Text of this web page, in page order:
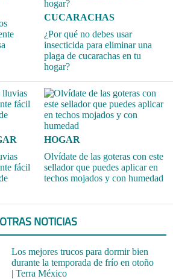
CUCARACHAS
¿Por qué no debes usar
insecticida para eliminar una
plaga de cucarachas en tu
hogar?
fácil
HOGAR
Olvídate de las goteras con este
sellador que puedes aplicar en
techos mojados y con humedad
OTRAS NOTICIAS
Los mejores trucos para dormir bien
durante la temporada de frío en otoño
| Terra México